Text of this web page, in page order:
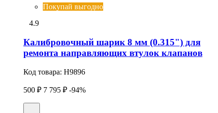
Покупай выгодно
4.9
Калибpовочный шаpик 8 мм (0.315") для
ремонта направляющих втулок клапанов
Код товара: H9896
500 ₽ 7 795 ₽ -94%